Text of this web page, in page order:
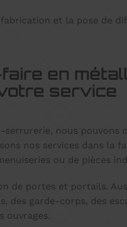
et la pose de
en
service
nous pouvons
nos services dans la
ou de pièces
de portes et portails.
des garde-corps, des
ouvrages.